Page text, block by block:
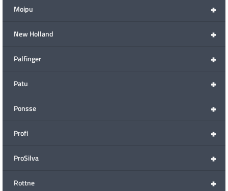
+
Moipu
+
New Holland
+
Palfinger
+
Patu
+
Ponsse
+
Profi
+
ProSilva
+
Rottne